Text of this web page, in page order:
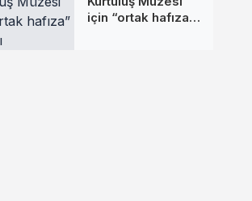
için “ortak hafıza”